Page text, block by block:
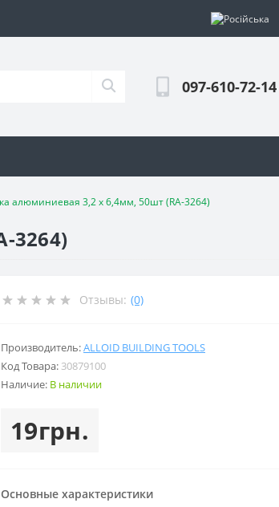
097-610-72-14
алюминиевая 3,2 х 6,4мм, 50шт (RA-3264)
3264)
Отзывы: (0)
Производитель:ALLOID BUILDING TOOLS
Код Товара: 30879100
Наличие: В наличии
19грн.
Основные характеристики